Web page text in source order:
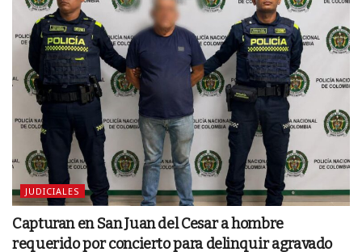
JUDICIALES
Capturan en San Juan del Cesar a hombre
requerido por concierto para delinquir agravado